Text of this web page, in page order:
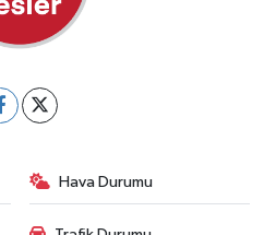
Hava Durumu